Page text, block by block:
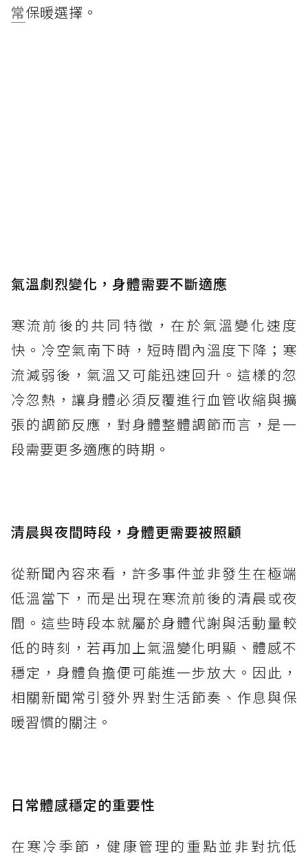
常保暖選擇。
氣溫劇烈變化，身體需要不斷適應
寒流前後的共同特徵，在於氣溫變化速度
快。冷空氣南下時，短時間內溫度下降；寒
流減弱後，氣溫又可能迅速回升。這樣的忽
冷忽熱，讓身體必須反覆進行血管收縮與擴
張的調節反應，對身體整體調節而言，是一
段需要更多適應的時期。
清晨與夜間時段，身體更需要被照顧
從新聞內容來看，許多事件並非發生在極端
低溫當下，而是出現在寒流前後的清晨或夜
間。這些時段本就屬於身體代謝與活動量較
低的時刻，若再加上氣溫變化明顯、體感不
穩定，身體負擔便可能進一步放大。因此，
相關新聞常引發外界對生活節奏、作息與保
暖習慣的關注。
日常體感穩定的重要性
在寒冷季節，健康管理的重點並非對抗低